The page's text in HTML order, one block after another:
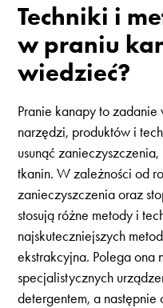
Techniki i
w praniu
wiedzieć?
Pranie kanapy to
narzędzi, produktów i
usunąć
tkanin. W zależności od
zanieczyszczenia oraz
stosują różne metody i
najskuteczniejszych
ekstrakcyjna. Polega ona
specjalistycznych
detergentem, a następnie